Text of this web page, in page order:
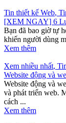
Tin thiết kế Web,
[XEM NGAY] 6
Bạn đã bao giờ tự
khiến người dùng
Xem thêm
Xem nhiều nhất,
Website động và
Website động và
và phát triển web.
cách ...
Xem thêm